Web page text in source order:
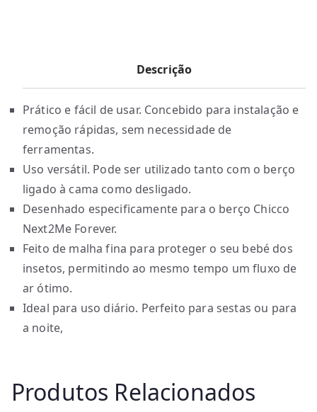
Descrição
Prático e fácil de usar. Concebido para instalação e
remoção rápidas, sem necessidade de
ferramentas.
Uso versátil. Pode ser utilizado tanto com o berço
ligado à cama como desligado.
Desenhado especificamente para o berço Chicco
Next2Me Forever.
Feito de malha fina para proteger o seu bebé dos
insetos, permitindo ao mesmo tempo um fluxo de
ar ótimo.
Ideal para uso diário. Perfeito para sestas ou para
a noite,
Produtos Relacionados